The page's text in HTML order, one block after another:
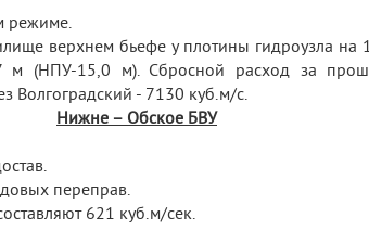
режиме.
верхнем бьефе у плотины гидроузла на
(НПУ-15,0 м). Сбросной расход за
Волгоградский - 7130 куб.м/с.
Нижне – Обское БВУ
переправ.
621 куб.м/сек.